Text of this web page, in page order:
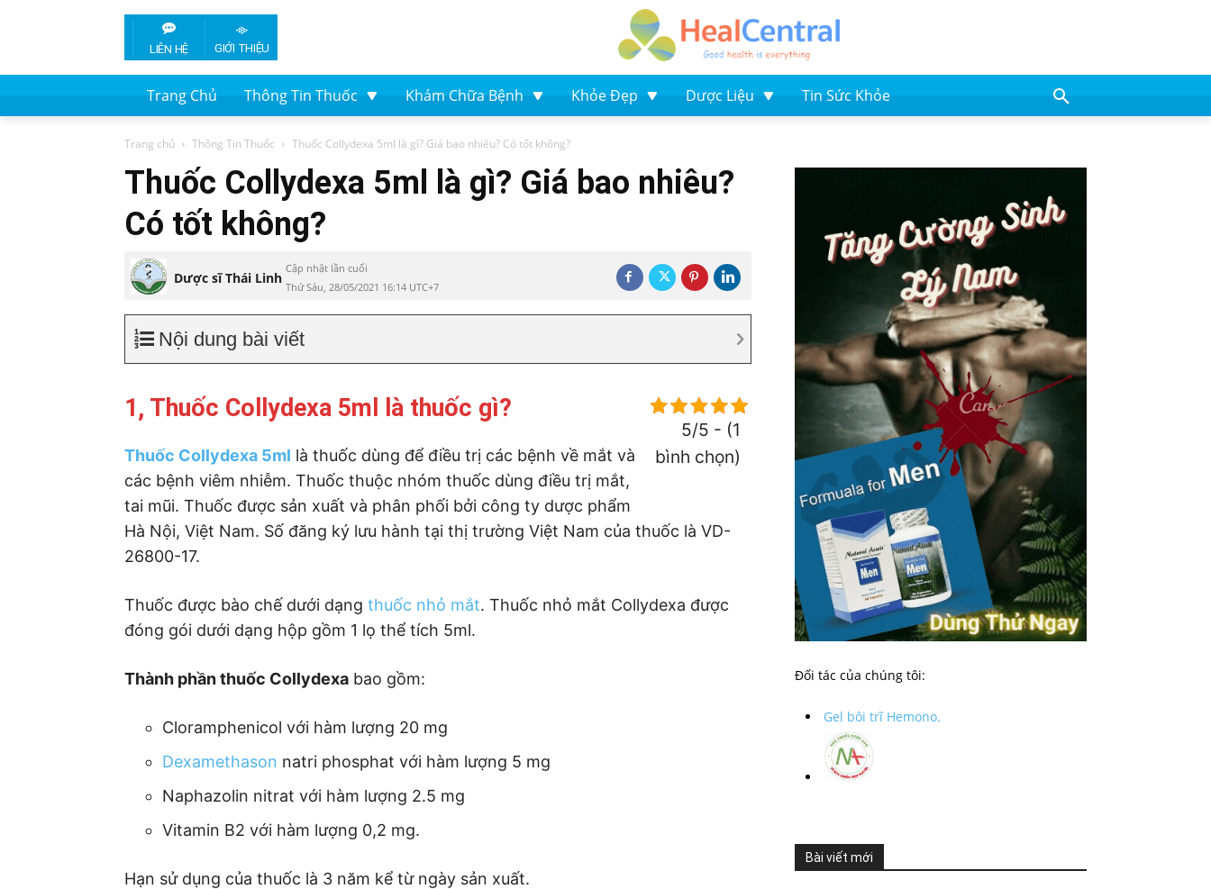
LIÊN HỆ GIỚI THIỆU
Trang Chủ Thông Tin Thuốc Khám Chữa Bệnh Khỏe Đẹp Dược Liệu Tin Sức Khỏe
Trang chủ Thông Tin Thuốc Thuốc Collydexa 5ml là gì? Giá bao nhiêu? Có tốt không?
Thuốc Collydexa 5ml là gì? Giá bao nhiêu?
Có tốt không?
Dược sĩ Thái Linh
Cập nhật lần cuối
Thứ Sáu, 28/05/2021 16:14 UTC+7
Nội dung bài viết
5/5 - (1
bình chọn)
1, Thuốc Collydexa 5ml là thuốc gì?
Thuốc Collydexa 5ml là thuốc dùng để điều trị các bệnh về mắt và
các bệnh viêm nhiễm. Thuốc thuộc nhóm thuốc dùng điều trị mắt,
tai mũi. Thuốc được sản xuất và phân phối bởi công ty dược phẩm
Hà Nội, Việt Nam. Số đăng ký lưu hành tại thị trường Việt Nam của thuốc là VD-
26800-17.
Thuốc được bào chế dưới dạng thuốc nhỏ mắt. Thuốc nhỏ mắt Collydexa được
đóng gói dưới dạng hộp gồm 1 lọ thể tích 5ml.
Thành phần thuốc Collydexa bao gồm:
Cloramphenicol với hàm lượng 20 mg
Dexamethason natri phosphat với hàm lượng 5 mg
Naphazolin nitrat với hàm lượng 2.5 mg
Vitamin B2 với hàm lượng 0,2 mg.
Hạn sử dụng của thuốc là 3 năm kể từ ngày sản xuất.
Đối tác của chúng tôi:
Gel bôi trĩ Hemono.
Bài viết mới